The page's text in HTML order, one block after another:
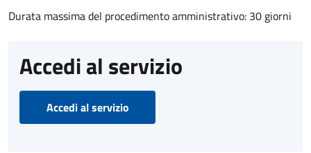
Durata massima del procedimento amministrativo: 30 giorni
Accedi al servizio
Accedi al servizio